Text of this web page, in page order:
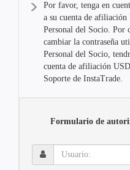
Por favor, tenga en
a su cuenta de
Personal del Socio. Por
cambiar la contraseña
Personal del Socio,
cuenta de afiliación
Soporte de InstaTrade.
Formulario de
Usuario: